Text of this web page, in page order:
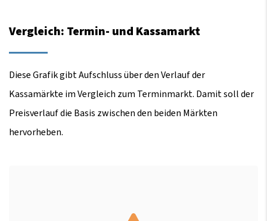
Vergleich: Termin- und Kassamarkt
Diese Grafik gibt Aufschluss über den Verlauf der
Kassamärkte im Vergleich zum Terminmarkt. Damit soll der
Preisverlauf die Basis zwischen den beiden Märkten
hervorheben.